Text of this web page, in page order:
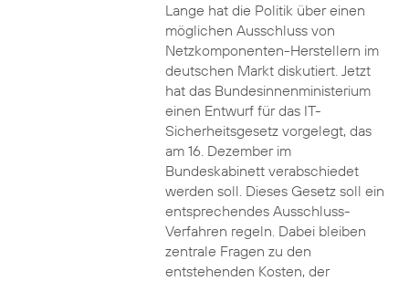
Lange hat die Politik über einen
möglichen Ausschluss von
Netzkomponenten-Herstellern im
deutschen Markt diskutiert. Jetzt
hat das Bundesinnenministerium
einen Entwurf für das IT-
Sicherheitsgesetz vorgelegt, das
am 16. Dezember im
Bundeskabinett verabschiedet
werden soll. Dieses Gesetz soll ein
entsprechendes Ausschluss-
Verfahren regeln. Dabei bleiben
zentrale Fragen zu den
entstehenden Kosten, der